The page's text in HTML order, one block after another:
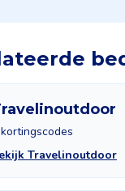
Travelinoutdoor